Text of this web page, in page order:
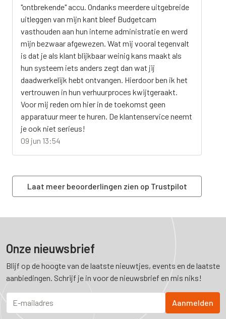
"ontbrekende" accu. Ondanks meerdere uitgebreide
uitleggen van mijn kant bleef Budgetcam
vasthouden aan hun interne administratie en werd
mijn bezwaar afgewezen. Wat mij vooral tegenvalt
is dat je als klant blijkbaar weinig kans maakt als
hun systeem iets anders zegt dan wat jij
daadwerkelijk hebt ontvangen. Hierdoor ben ik het
vertrouwen in hun verhuurproces kwijtgeraakt.
Voor mij reden om hier in de toekomst geen
apparatuur meer te huren. De klantenservice neemt
je ook niet serieus!
09 jun 13:54
Laat meer beoorderlingen zien op Trustpilot
Onze nieuwsbrief
Blijf op de hoogte van de laatste nieuwtjes, events en de laatste
aanbiedingen. Schrijf je in voor de nieuwsbrief en mis niks!